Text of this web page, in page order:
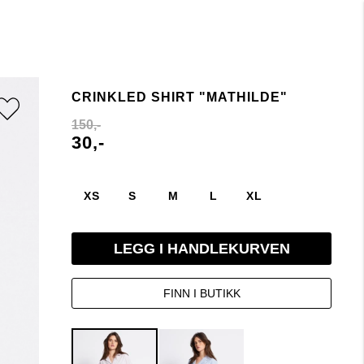
CRINKLED SHIRT "MATHILDE"
30,-
150,-
XS S M L XL
LEGG I HANDLEKURVEN
FINN I BUTIKK